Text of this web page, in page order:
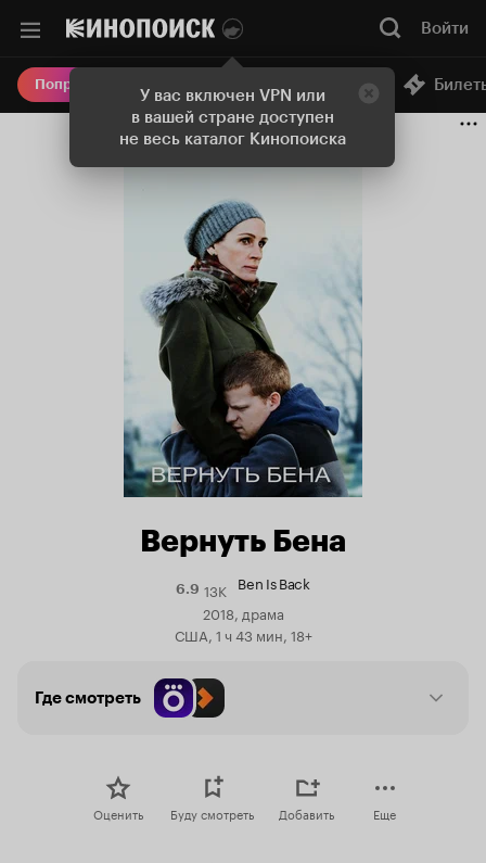
У вас включен VPN или
в вашей стране доступен
не весь каталог Кинопоиска
Войти
Попробовать Плюс Онлайн-кинотеатр
Вернуть Бена
6.9Рейтинг
Кинопоиска
13K Ben Is Back
2018, драма
США, 1 ч 43 мин, 18+
Где смотреть
Оценить Буду смотреть Добавить Еще